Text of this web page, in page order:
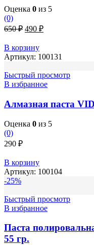
Оценка 0 из 5
(0)
650₽ Первоначальная
составляла
650 ₽.
490 ₽
В корзину
Артикул: 100131
Быстрый просмотр
В избранное
Алмазная паста
Оценка 0 из 5
(0)
290 ₽
В корзину
Артикул: 100104
-25%
Быстрый просмотр
В избранное
Паста
55 гр.